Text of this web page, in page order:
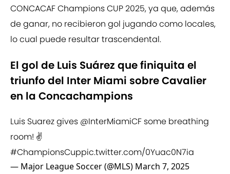
CONCACAF Champions CUP 2025, ya que, además
de ganar, no recibieron gol jugando como locales,
lo cual puede resultar trascendental.
El gol de Luis Suárez que finiquita el
triunfo del Inter Miami sobre Cavalier
en la Concachampions
Luis Suarez gives @InterMiamiCF some breathing
room! ✌️
#ChampionsCuppic.twitter.com/0Yuac0N7ia
— Major League Soccer (@MLS) March 7, 2025